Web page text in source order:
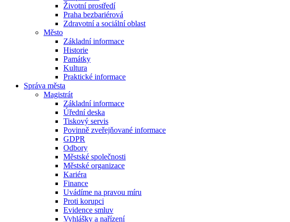
Životní prostředí
Praha bezbariérová
Zdravotní a sociální oblast
Město
Základní informace
Historie
Památky
Kultura
Praktické informace
Správa města
Magistrát
Základní informace
Úřední deska
Tiskový servis
Povinně zveřejňované informace
GDPR
Odbory
Městské společnosti
Městské organizace
Kariéra
Finance
Uvádíme na pravou míru
Proti korupci
Evidence smluv
Vyhlášky a nařízení